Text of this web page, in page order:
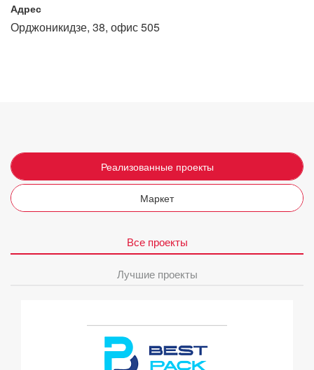
Адрес
Орджоникидзе, 38, офис 505
Реализованные проекты
Маркет
Все проекты
Лучшие проекты